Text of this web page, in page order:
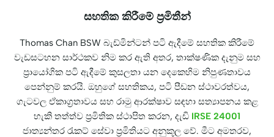
සහතික කිරීමේ ප්‍රමිතීන්
Thomas Chan BSW බැඩ්මින්ටන් පටි ඇදීමේ සහතික කිරීමේ
වැඩසටහන සාර්ථකව නිම කර ඇති අතර, තාක්ෂණික දැනුම සහ
ප්‍රායෝගික පටි ඇදීමේ කුසලතා යන දෙකෙහිම නිපුණතාවය
පෙන්නුම් කරයි. ඔහුගේ සහතිකය, පටි පීඩන ස්ථාවරත්වය,
ගැටවල ඒකාග්‍රතාවය සහ රාමු ආරක්ෂාව සඳහා සත්‍යාපනය කළ
හැකි තත්ත්ව ප්‍රමිතික ස්ථාපිත කරන, දැඩි IRSE 24001
ජාත්‍යන්තර රැකට් සේවා ප්‍රමිතියට අනුකූල වේ. මීට අමතරව,